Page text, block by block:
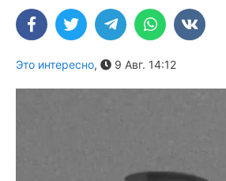
Это интересно, 9 Авг. 14:12